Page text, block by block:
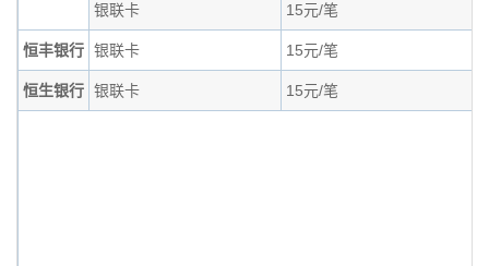
银联卡 15元/笔
恒丰银行 银联卡 15元/笔
恒生银行 银联卡 15元/笔